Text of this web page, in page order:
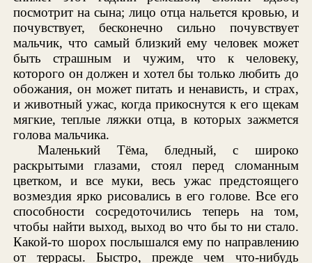
посмотрит на сына; лицо отца нальется кровью, и
почувствует, бесконечно сильно почувствует
мальчик, что самый близкий ему человек может
быть страшным и чужим, что к человеку,
которого он должен и хотел бы только любить до
обожания, он может питать и ненависть, и страх,
и животный ужас, когда прикоснутся к его щекам
мягкие, теплые ляжки отца, в которых зажмется
голова мальчика.
Маленький Тёма, бледный, с широко
раскрытыми глазами, стоял перед сломанным
цветком, и все муки, весь ужас предстоящего
возмездия ярко рисовались в его голове. Все его
способности сосредоточились теперь на том,
чтобы найти выход, выход во что бы то ни стало.
Какой-то шорох послышался ему по направлению
от террасы. Быстро, прежде чем что-нибудь